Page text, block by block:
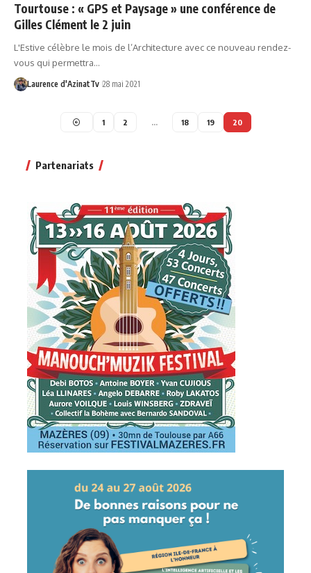
Tourtouse : « GPS et Paysage » une conférence de
Gilles Clément le 2 juin
L'Estive célèbre le mois de l’Architecture avec ce nouveau rendez-
vous qui permettra…
Laurence d'AzinatTv 28 mai 2021
1 2 … 18 19 20
Partenariats